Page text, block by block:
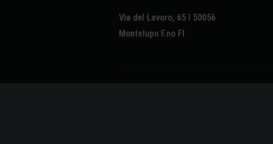
Via del Lavoro, 65 I 50056
Montelupo F.no FI